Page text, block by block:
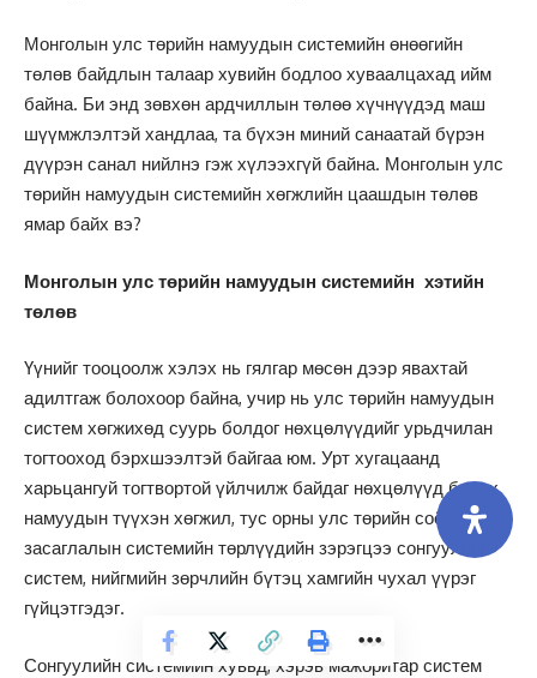
Монголын улс төрийн намуудын системийн өнөөгийн
төлөв байдлын талаар хувийн бодлоо хуваалцахад ийм
байна. Би энд зөвхөн ардчиллын төлөө хүчнүүдэд маш
шүүмжлэлтэй хандлаа, та бүхэн миний санаатай бүрэн
дүүрэн санал нийлнэ гэж хүлээхгүй байна. Монголын улс
төрийн намуудын системийн хөгжлийн цаашдын төлөв
ямар байх вэ?
Монголын улс төрийн намуудын системийн хэтийн
төлөв
Үүнийг тооцоолж хэлэх нь гялгар мөсөн дээр явахтай
адилтгаж болохоор байна, учир нь улс төрийн намуудын
систем хөгжихөд суурь болдог нөхцөлүүдийг урьдчилан
тогтооход бэрхшээлтэй байгаа юм. Урт хугацаанд
харьцангуй тогтвортой үйлчилж байдаг нөхцөлүүд болох
намуудын түүхэн хөгжил, тус орны улс төрийн соёл,
засаглалын системийн төрлүүдийн зэрэгцээ сонгуулийн
систем, нийгмийн зөрчлийн бүтэц хамгийн чухал үүрэг
гүйцэтгэдэг.
Сонгуулийн системийн хувьд, хэрэв мажоритар систем